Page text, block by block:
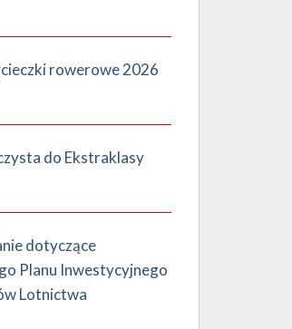
rowerowe 2026
do Ekstraklasy
dotyczące
Planu Inwestycyjnego
Lotnictwa